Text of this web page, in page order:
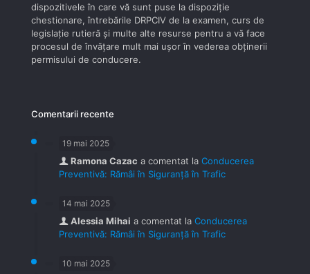
dispozitivele în care vă sunt puse la dispoziţie
chestionare, întrebările DRPCIV de la examen, curs de
legislaţie rutieră şi multe alte resurse pentru a vă face
procesul de învăţare mult mai uşor în vederea obţinerii
permisului de conducere.
Comentarii recente
19 mai 2025
Ramona Cazac a comentat la Conducerea
Preventivă: Rămâi în Siguranță în Trafic
14 mai 2025
Alessia Mihai a comentat la Conducerea
Preventivă: Rămâi în Siguranță în Trafic
10 mai 2025